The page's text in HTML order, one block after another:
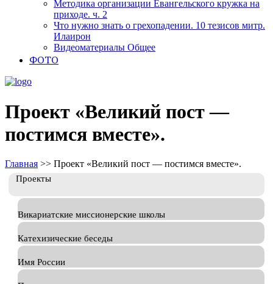
Методика организации Евангельского кружка на
приходе. ч. 2
Что нужно знать о грехопадении. 10 тезисов митр.
Илаирон
Видеоматериалы Общее
ФОТО
Проект «Великий пост —
постимся вместе».
Главная >> Проект «Великий пост — постимся вместе».
Проекты
Викариатские миссионерские школы
Катехизические беседы
Имя России